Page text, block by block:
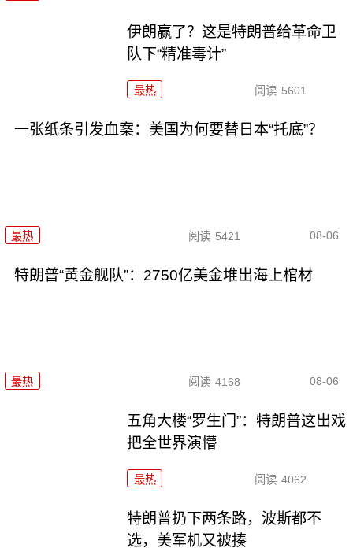
伊朗赢了？这是特朗普给革命卫
队下“精准毒计”
最热 阅读 5601
一张纸条引发血案：美国为何要替日本“托底”？
最热 阅读 5421 08-06
特朗普“黄金舰队”：2750亿美金堆出海上棺材
最热 阅读 4168 08-06
五角大楼“罗生门”：特朗普这出戏
把全世界演懵
最热 阅读 4062
特朗普扔下两条路，波斯都不
选，美军机又被揍